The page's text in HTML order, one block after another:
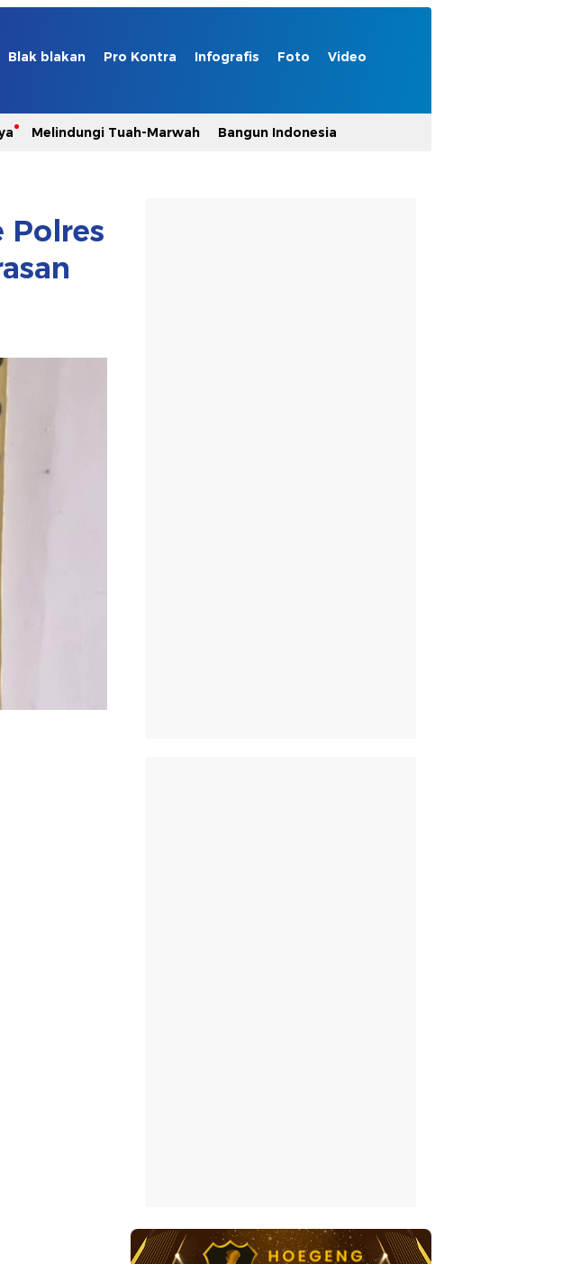
Blak blakan Pro Kontra Infografis Foto Video
Melindungi Tuah-Marwah Bangun Indonesia
Polres